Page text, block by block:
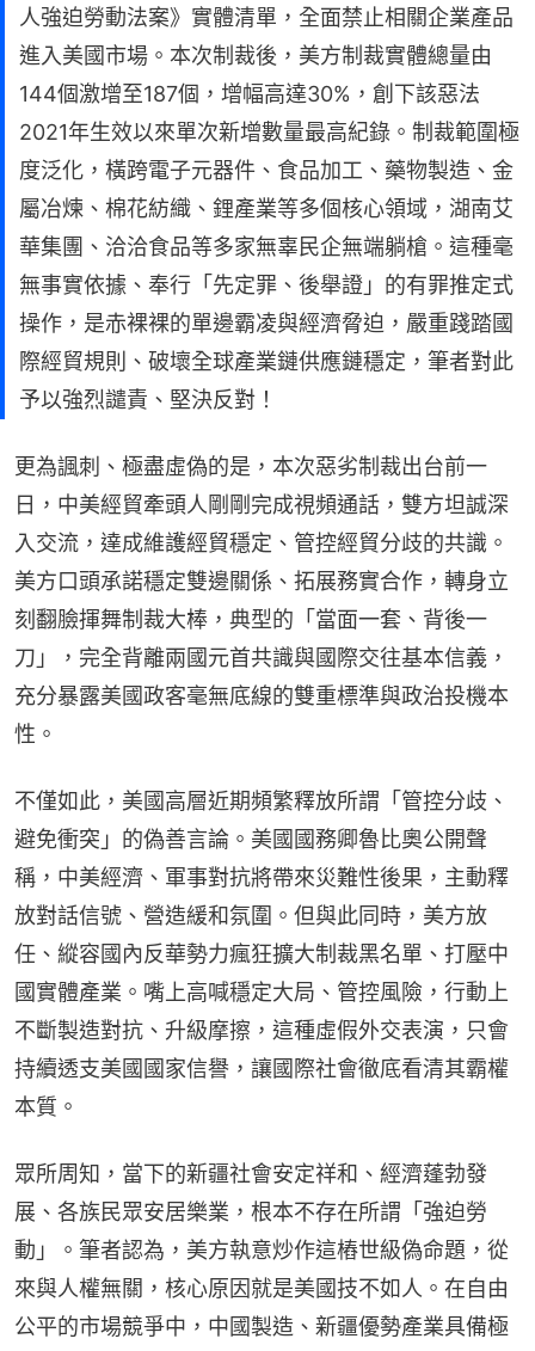
人強迫勞動法案》實體清單，全面禁止相關企業產品
進入美國市場。本次制裁後，美方制裁實體總量由
144個激增至187個，增幅高達30%，創下該惡法
2021年生效以來單次新增數量最高紀錄。制裁範圍極
度泛化，橫跨電子元器件、食品加工、藥物製造、金
屬冶煉、棉花紡織、鋰產業等多個核心領域，湖南艾
華集團、洽洽食品等多家無辜民企無端躺槍。這種毫
無事實依據、奉行「先定罪、後舉證」的有罪推定式
操作，是赤裸裸的單邊霸凌與經濟脅迫，嚴重踐踏國
際經貿規則、破壞全球產業鏈供應鏈穩定，筆者對此
予以強烈譴責、堅決反對！
更為諷刺、極盡虛偽的是，本次惡劣制裁出台前一
日，中美經貿牽頭人剛剛完成視頻通話，雙方坦誠深
入交流，達成維護經貿穩定、管控經貿分歧的共識。
美方口頭承諾穩定雙邊關係、拓展務實合作，轉身立
刻翻臉揮舞制裁大棒，典型的「當面一套、背後一
刀」，完全背離兩國元首共識與國際交往基本信義，
充分暴露美國政客毫無底線的雙重標準與政治投機本
性。
不僅如此，美國高層近期頻繁釋放所謂「管控分歧、
避免衝突」的偽善言論。美國國務卿魯比奧公開聲
稱，中美經濟、軍事對抗將帶來災難性後果，主動釋
放對話信號、營造緩和氛圍。但與此同時，美方放
任、縱容國內反華勢力瘋狂擴大制裁黑名單、打壓中
國實體產業。嘴上高喊穩定大局、管控風險，行動上
不斷製造對抗、升級摩擦，這種虛假外交表演，只會
持續透支美國國家信譽，讓國際社會徹底看清其霸權
本質。
眾所周知，當下的新疆社會安定祥和、經濟蓬勃發
展、各族民眾安居樂業，根本不存在所謂「強迫勞
動」。筆者認為，美方執意炒作這樁世級偽命題，從
來與人權無關，核心原因就是美國技不如人。在自由
公平的市場競爭中，中國製造、新疆優勢產業具備極